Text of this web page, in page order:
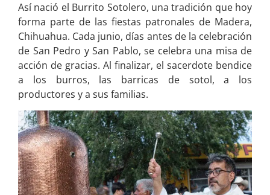
Así nació el Burrito Sotolero, una tradición que hoy
forma parte de las fiestas patronales de Madera,
Chihuahua. Cada junio, días antes de la celebración
de San Pedro y San Pablo, se celebra una misa de
acción de gracias. Al finalizar, el sacerdote bendice
a los burros, las barricas de sotol, a los
productores y a sus familias.